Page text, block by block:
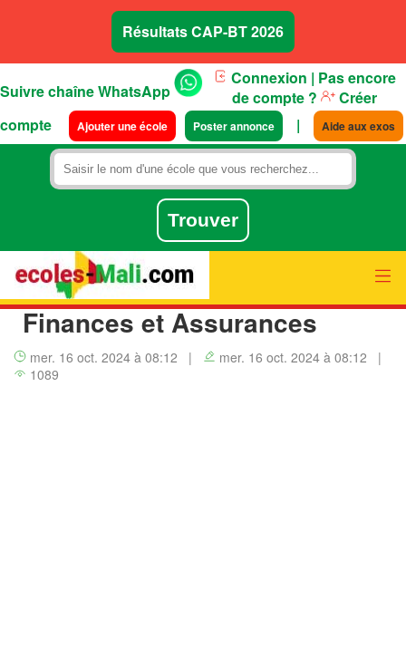
Résultats CAP-BT 2026
Suivre chaîne WhatsApp
Connexion | Pas encore
de compte ?
Créer
compte
Ajouter une école Poster annonce | Aide aux exos
Finances et Assurances
mer. 16 oct. 2024 à 08:12 | mer. 16 oct. 2024 à 08:12
|
1089